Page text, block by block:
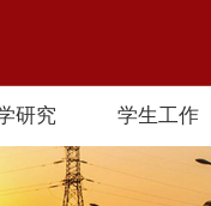
研究 学生工作